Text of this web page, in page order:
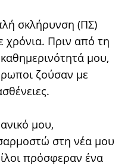
σκλήρυνση (ΠΣ)
χρόνια. Πριν από τη
μου,
ζούσαν με
μου,
στη νέα μου
πρόσφεραν ένα